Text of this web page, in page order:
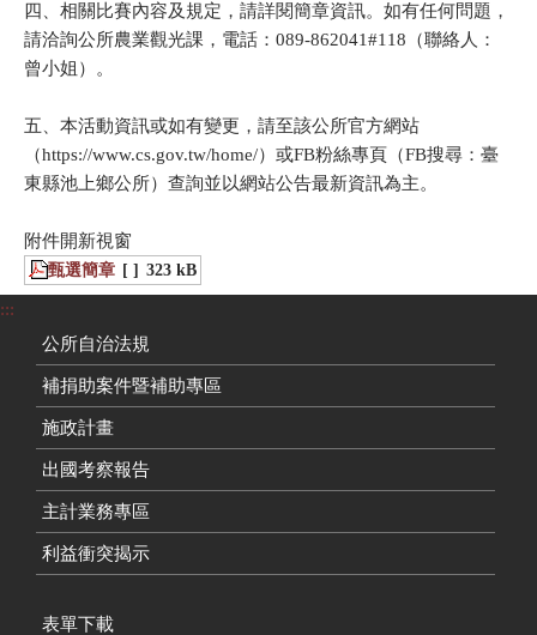
四、相關比賽內容及規定，請詳閱簡章資訊。如有任何問題，
請洽詢公所農業觀光課，電話：089-862041#118（聯絡人：
曾小姐）。
五、本活動資訊或如有變更，請至該公所官方網站
（https://www.cs.gov.tw/home/）或FB粉絲專頁（FB搜尋：臺
東縣池上鄉公所）查詢並以網站公告最新資訊為主。
附件開新視窗
甄選簡章 [ ] 323 kB
:::
公所自治法規
補捐助案件暨補助專區
施政計畫
出國考察報告
主計業務專區
利益衝突揭示
表單下載